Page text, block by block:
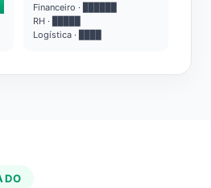
Financeiro · ██████
RH · █████
Logística · ████